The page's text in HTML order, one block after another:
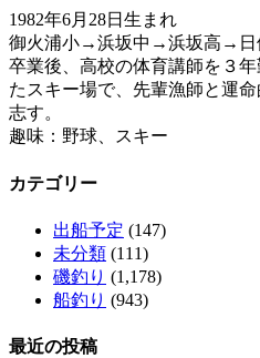
1982年6月28日生まれ
御火浦小→浜坂中→浜坂高→日
卒業後、高校の体育講師を３
たスキー場で、先輩漁師と運
志す。
趣味：野球、スキー
カテゴリー
出船予定 (147)
未分類 (111)
磯釣り (1,178)
船釣り (943)
最近の投稿